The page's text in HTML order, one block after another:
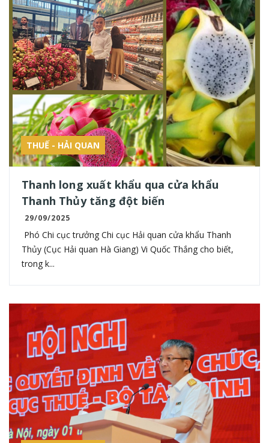
THUẾ - HẢI QUAN
Thanh long xuất khẩu qua cửa khẩu
Thanh Thủy tăng đột biến
29/09/2025
Phó Chi cục trưởng Chi cục Hải quan cửa khẩu Thanh
Thủy (Cục Hải quan Hà Giang) Vi Quốc Thắng cho biết,
trong k...